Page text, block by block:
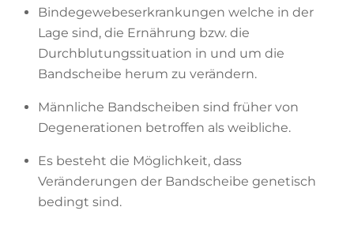
Bindegewebeserkrankungen welche in der
Lage sind, die Ernährung bzw. die
Durchblutungssituation in und um die
Bandscheibe herum zu verändern.
Männliche Bandscheiben sind früher von
Degenerationen betroffen als weibliche.
Es besteht die Möglichkeit, dass
Veränderungen der Bandscheibe genetisch
bedingt sind.